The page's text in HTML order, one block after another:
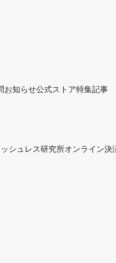
お知らせ公式ストア特集記事
シュレス研究所オンライン決